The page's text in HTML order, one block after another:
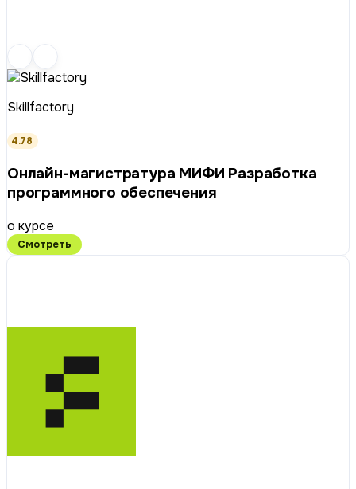
Skillfactory
4.78
Онлайн-магистратура МИФИ Разработка
программного обеспечения
о курсе
Смотреть